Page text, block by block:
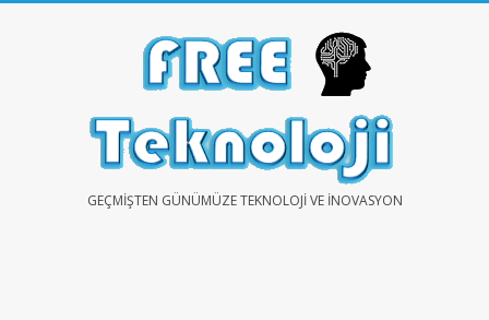
FREEGEÇMIŞTEN GÜNÜMÜZE TEKNOLOJI VE İNOVASYON